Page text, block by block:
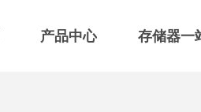
产品中心 存储器一